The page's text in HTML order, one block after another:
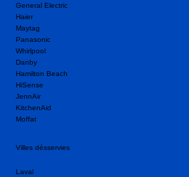
General Electric
Haier
Maytag
Panasonic
Whirlpool
Danby
Hamilton Beach
HiSense
JennAir
KitchenAid
Moffat
Villes désservies
Laval